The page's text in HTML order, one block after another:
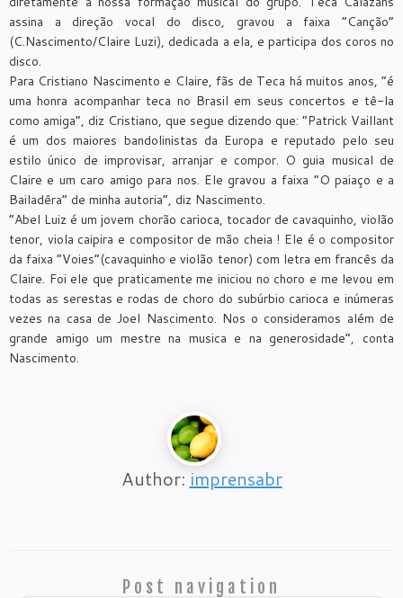
assina a direção vocal do disco, gravou a faixa “Canção”
(C.Nascimento/Claire Luzi), dedicada a ela, e participa dos coros no
disco.
Para Cristiano Nascimento e Claire, fãs de Teca há muitos anos, “é
uma honra acompanhar teca no Brasil em seus concertos e tê-la
como amiga”, diz Cristiano, que segue dizendo que: “Patrick Vaillant
é um dos maiores bandolinistas da Europa e reputado pelo seu
estilo único de improvisar, arranjar e compor. O guia musical de
Claire e um caro amigo para nos. Ele gravou a faixa “O paiaço e a
Bailadêra” de minha autoria”, diz Nascimento.
“Abel Luiz é um jovem chorão carioca, tocador de cavaquinho, violão
tenor, viola caipira e compositor de mão cheia ! Ele é o compositor
da faixa “Voies”(cavaquinho e violão tenor) com letra em francês da
Claire. Foi ele que praticamente me iniciou no choro e me levou em
todas as serestas e rodas de choro do subúrbio carioca e inúmeras
vezes na casa de Joel Nascimento. Nos o consideramos além de
grande amigo um mestre na musica e na generosidade”, conta
Nascimento.
Author: imprensabr
Post navigation